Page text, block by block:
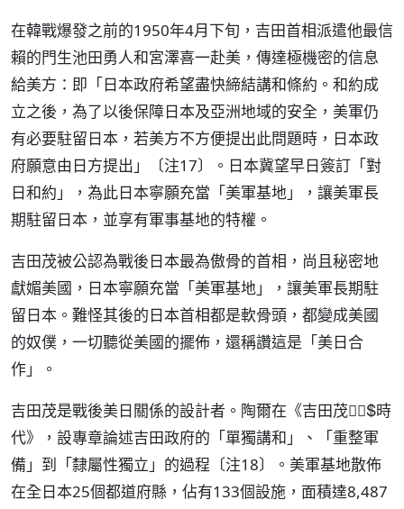
在韓戰爆發之前的1950年4月下旬，吉田首相派遣他最信
賴的門生池田勇人和宮澤喜一赴美，傳達極機密的信息
給美方：即「日本政府希望盡快締結講和條約。和約成
立之後，為了以後保障日本及亞洲地域的安全，美軍仍
有必要駐留日本，若美方不方便提出此問題時，日本政
府願意由日方提出」〔注17〕。日本冀望早日簽訂「對
日和約」，為此日本寧願充當「美軍基地」，讓美軍長
期駐留日本，並享有軍事基地的特權。
吉田茂被公認為戰後日本最為傲骨的首相，尚且秘密地
獻媚美國，日本寧願充當「美軍基地」，讓美軍長期駐
留日本。難怪其後的日本首相都是軟骨頭，都變成美國
的奴僕，一切聽從美國的擺佈，還稱讚這是「美日合
作」。
吉田茂是戰後美日關係的設計者。陶爾在《吉田茂時
代》，設專章論述吉田政府的「單獨講和」、「重整軍
備」到「隸屬性獨立」的過程〔注18〕。美軍基地散佈
在全日本25個都道府縣，佔有133個設施，面積達8,487